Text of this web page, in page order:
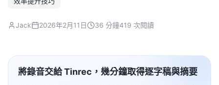
Jack 2026年2月11日 36 分鐘419 次閱讀
將錄音交給 Tinrec，幾分鐘取得逐字稿與摘要